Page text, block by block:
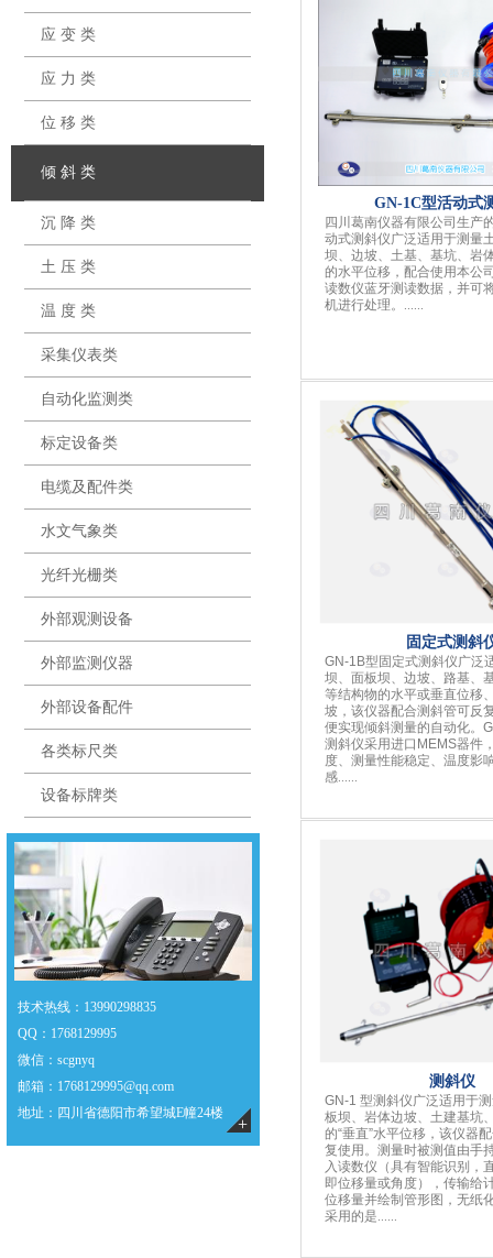
GN-1C型活动式
四川葛南仪器有限公司生产
动式测斜仪广泛适用于测量
坝、边坡、土基、基坑、岩
的水平位移，配合使用本公
读数仪蓝牙测读数据，并可
机进行处理。
固定式测斜
GN-1B型固定式测斜仪广泛
坝、面板坝、边坡、路基、
等结构物的水平或垂直位移
坡，该仪器配合测斜管可反
便实现倾斜测量的自动化。
测斜仪采用进口MEMS器件
度、测量性能稳定、温度影
感
测斜仪
GN-1 型测斜仪广泛适用于
板坝、岩体边坡、土建基坑
的“垂直”水平位移，该仪器
复使用。测量时被测值由手
入读数仪（具有智能识别，
即位移量或角度），传输给
位移量并绘制管形图，无纸
采用的是
应 变 类
应 力 类
位 移 类
倾 斜 类
沉 降 类
土 压 类
温 度 类
采集仪表类
自动化监测类
标定设备类
电缆及配件类
水文气象类
光纤光栅类
外部观测设备
外部监测仪器
外部设备配件
各类标尺类
设备标牌类
技术热线：13990298835
QQ ： 1768129995
微信 ：scgnyq
邮箱 ：1768129995@qq.com
地址：四川省德阳市希望城E幢24楼
+